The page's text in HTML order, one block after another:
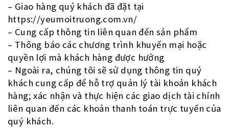
– Giao hàng quý khách đã đặt tại
https://yeumoitruong.com.vn/
– Cung cấp thông tin liên quan đến sản phẩm
– Thông báo các chương trình khuyến mại hoặc
quyền lợi mà khách hàng được hưởng
– Ngoài ra, chúng tôi sẽ sử dụng thông tin quý
khách cung cấp để hỗ trợ quản lý tài khoản khách
hàng; xác nhận và thực hiện các giao dịch tài chính
liên quan đến các khoản thanh toán trực tuyến của
quý khách.